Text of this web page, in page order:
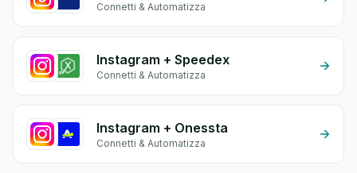
Connetti & Automatizza
Instagram + Speedex
Connetti & Automatizza
Instagram + Onessta
Connetti & Automatizza